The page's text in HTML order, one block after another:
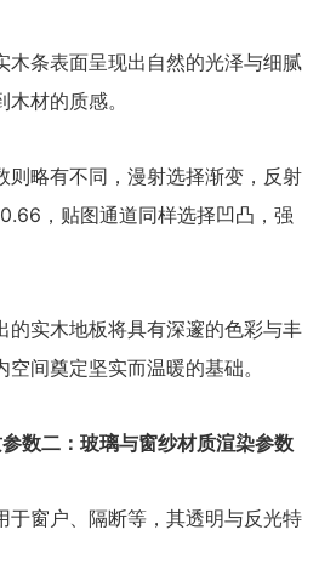
木条表面呈现出自然的光泽与细腻
材的质感。
则略有不同，漫射选择渐变，反射
，贴图通道同样选择凹凸，强
的实木地板将具有深邃的色彩与丰
间奠定坚实而温暖的基础。
数二：玻璃与窗纱材质渲染参数
于窗户、隔断等，其透明与反光特